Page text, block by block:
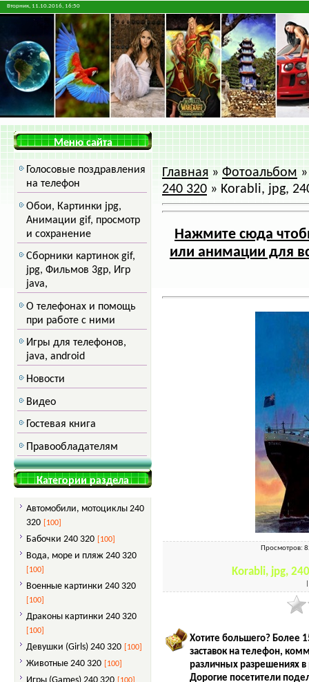
Вторник, 11.10.2016, 16:50
Меню сайта
Голосовые поздравления
на телефон
Обои, Картинки jpg,
Анимации gif, просмотр
и сохранение
Сборники картинок gif,
jpg, Фильмов 3gp, Игр
java,
О телефонах и помощь
при работе с ними
Игры для телефонов,
java, android
Новости
Видео
Гостевая книга
Правообладателям
Категории раздела
Автомобили, мотоциклы 240
320
[100]
Бабочки 240 320 [100]
Вода, море и пляж 240 320
[100]
Военные картинки 240 320
[100]
Драконы картинки 240 320
[100]
Девушки (Girls) 240 320 [100]
Животные 240 320 [100]
Главная » Фотоальбом
240 320 » Korabli, jpg,
Нажмите сюда
или анимации для
Просмотров:
Korabli, jpg,
Хотите большего? Более
заставок на телефон,
различных разрешениях
Дорогие посетители